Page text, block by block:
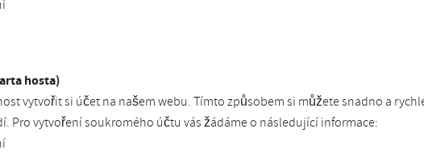
hosta)
vytvořit si účet na našem webu. Tímto způsobem si můžete snadno a
Pro vytvoření soukromého účtu vás žádáme o následující informace: